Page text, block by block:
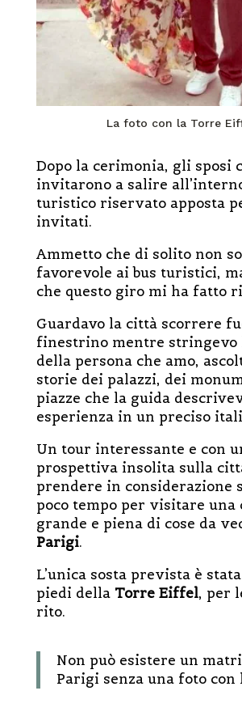
La foto con la Torre
Dopo la cerimonia, gli sposi
invitarono a salire
turistico riservato apposta
invitati.
Ammetto che di solito non
favorevole ai bus turistici,
che questo giro mi ha fatto
Guardavo la città scorrere
finestrino mentre stringevo
della persona che amo,
storie dei palazzi, dei
piazze che la guida
esperienza in un preciso
Un tour interessante e con
prospettiva insolita sulla
prendere in considerazione
poco tempo per visitare una
grande e piena di cose da
Parigi.
L’unica sosta prevista è
piedi della Torre Eiffel, per
rito.
Non può esistere un
Parigi senza una foto con